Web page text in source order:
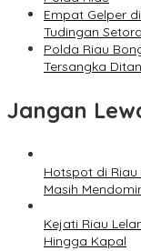
Empat Gelper
Tudingan
Polda Riau
Tersangka
Jangan
Hotspot di
Masih
Kejati Riau
Hingga Kapal